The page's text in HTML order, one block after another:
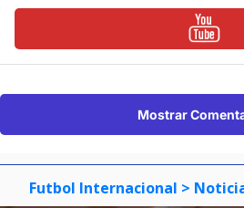
Mostrar
Futbol Internacional >